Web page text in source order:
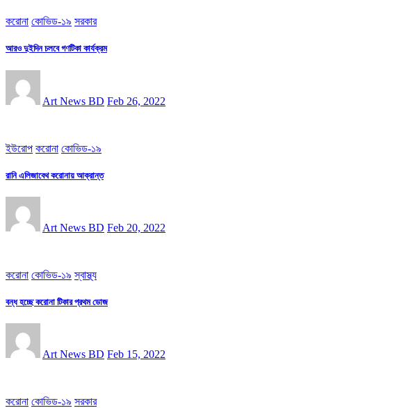
করোনা কোভিড-১৯ সরকার
আরও দুইদিন চলবে গণটিকা কার্যক্রম
Art News BD Feb 26, 2022
ইউরোপ করোনা কোভিড-১৯
রানি এলিজাবেথ করোনায় আক্রান্ত
Art News BD Feb 20, 2022
করোনা কোভিড-১৯ স্বাস্থ্য
বন্ধ হচ্ছে করোনা টিকার প্রথম ডোজ
Art News BD Feb 15, 2022
করোনা কোভিড-১৯ সরকার